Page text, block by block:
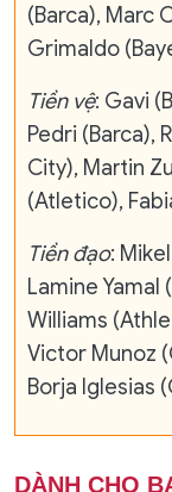
(Barca), Marc
Grimaldo
Tiền vệ: Gavi
Pedri (Barca),
City), Martin
(Atletico),
Tiền đạo:
Lamine Yamal
Williams
Victor Munoz
Borja Iglesias